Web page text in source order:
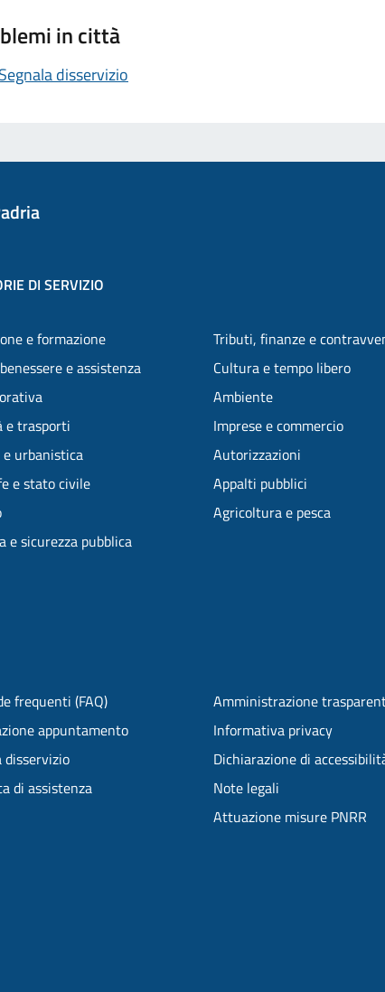
in città
disservizio
DI SERVIZIO
e formazione
e assistenza
e trasporti
urbanistica
e stato civile
e sicurezza pubblica
Tributi, finanze e
Cultura e tempo libero
Ambiente
Imprese e commercio
Autorizzazioni
Appalti pubblici
Agricoltura e pesca
frequenti (FAQ)
appuntamento
disservizio
di assistenza
Amministrazione
Informativa privacy
Dichiarazione di
Note legali
Attuazione misure PNRR